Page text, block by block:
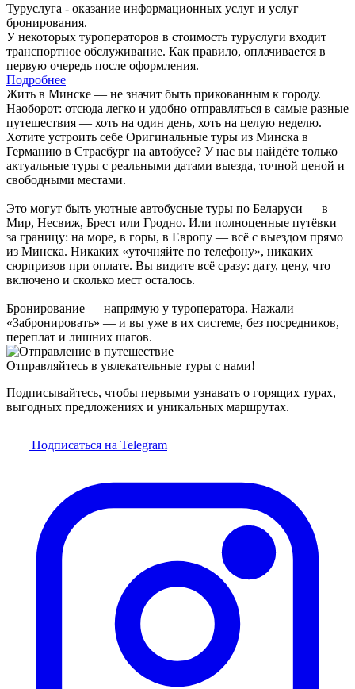
Туруслуга - оказание информационных услуг и услуг
бронирования.
У некоторых туроператоров в стоимость туруслуги входит
транспортное обслуживание. Как правило, оплачивается в
первую очередь после оформления.
Подробнее
Жить в Минске — не значит быть прикованным к городу.
Наоборот: отсюда легко и удобно отправляться в самые разные
путешествия — хоть на один день, хоть на целую неделю.
Хотите устроить себе Оригинальные туры из Минска в
Германию в Страсбург на автобусе? У нас вы найдёте только
актуальные туры с реальными датами выезда, точной ценой и
свободными местами.
Это могут быть уютные автобусные туры по Беларуси — в
Мир, Несвиж, Брест или Гродно. Или полноценные путёвки
за границу: на море, в горы, в Европу — всё с выездом прямо
из Минска. Никаких «уточняйте по телефону», никаких
сюрпризов при оплате. Вы видите всё сразу: дату, цену, что
включено и сколько мест осталось.
Бронирование — напрямую у туроператора. Нажали
«Забронировать» — и вы уже в их системе, без посредников,
переплат и лишних шагов.
Отправляйтесь в увлекательные туры с нами!
Подписывайтесь, чтобы первыми узнавать о горящих турах,
выгодных предложениях и уникальных маршрутах.
Подписаться на Telegram